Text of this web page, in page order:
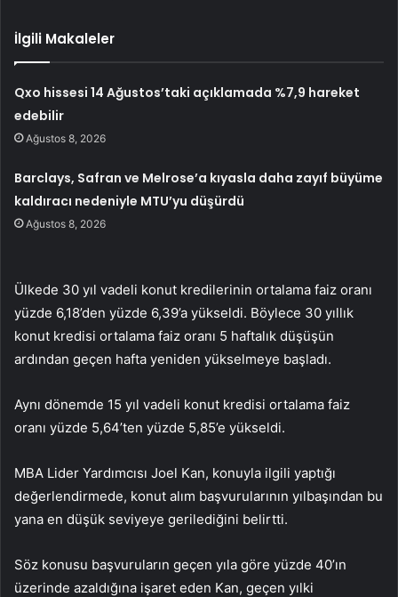
İlgili Makaleler
Qxo hissesi 14 Ağustos’taki açıklamada %7,9 hareket
edebilir
Ağustos 8, 2026
Barclays, Safran ve Melrose’a kıyasla daha zayıf büyüme
kaldıracı nedeniyle MTU’yu düşürdü
Ağustos 8, 2026
Ülkede 30 yıl vadeli konut kredilerinin ortalama faiz oranı
yüzde 6,18’den yüzde 6,39’a yükseldi. Böylece 30 yıllık
konut kredisi ortalama faiz oranı 5 haftalık düşüşün
ardından geçen hafta yeniden yükselmeye başladı.
Aynı dönemde 15 yıl vadeli konut kredisi ortalama faiz
oranı yüzde 5,64’ten yüzde 5,85’e yükseldi.
MBA Lider Yardımcısı Joel Kan, konuyla ilgili yaptığı
değerlendirmede, konut alım başvurularının yılbaşından bu
yana en düşük seviyeye gerilediğini belirtti.
Söz konusu başvuruların geçen yıla göre yüzde 40’ın
üzerinde azaldığına işaret eden Kan, geçen yılki